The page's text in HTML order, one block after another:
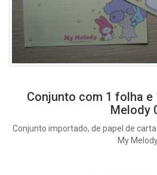
Conjunto com 1 folha e
Melody
Conjunto importado, de papel de
My